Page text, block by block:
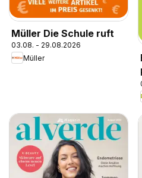
Müller Die Schule ruft
03.08. - 29.08.2026
Müller